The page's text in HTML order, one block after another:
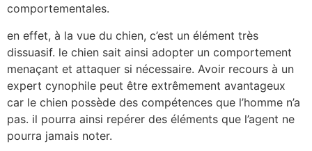
comportementales.
en effet, à la vue du chien, c’est un élément très
dissuasif. le chien sait ainsi adopter un comportement
menaçant et attaquer si nécessaire. Avoir recours à un
expert cynophile peut être extrêmement avantageux
car le chien possède des compétences que l’homme n’a
pas. il pourra ainsi repérer des éléments que l’agent ne
pourra jamais noter.